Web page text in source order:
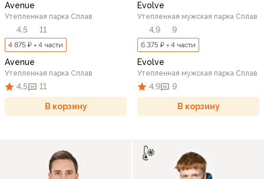
Avenue
Утепленная парка Сплав
4,5 11
4 875 ₽ × 4 части
Avenue
Утепленная парка Сплав
4,5 11
В корзину
Evolve
Утепленная мужская парка Сплав
4,9 9
6 375 ₽ × 4 части
Evolve
Утепленная мужская парка Сплав
4,9 9
В корзину